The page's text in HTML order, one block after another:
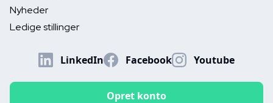
Nyheder
Ledige stillinger
LinkedIn Facebook Youtube
Opret konto